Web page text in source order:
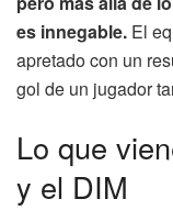
es innegable. El
apretado con un
gol de un jugador
Lo que
y el DIM